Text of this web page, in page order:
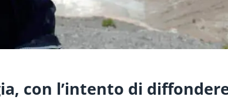
con l’intento di